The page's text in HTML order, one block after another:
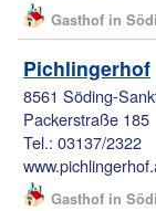
Gasthof in
Pichlingerhof
8561 Söding-
Packerstraße 185
Tel.: 03137/2322
Gasthof in